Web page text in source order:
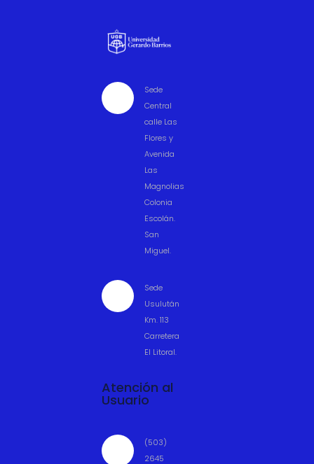
Sede
Central
calle Las
Flores y
Avenida
Las
Magnolias
Colonia
Escolán.
San
Miguel.
Sede
Usulután
Km. 113
Carretera
El Litoral.
Atención al
Usuario
(503)
2645